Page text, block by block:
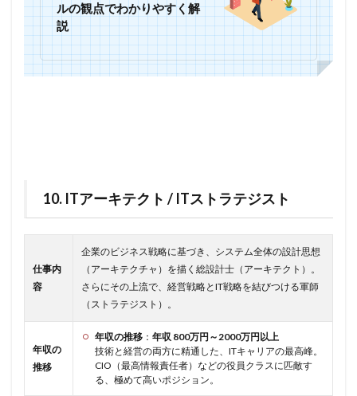
ルの観点でわかりやすく解
説
10. ITアーキテクト / ITストラテジスト
仕事内
容
企業のビジネス戦略に基づき、システム全体の設計思想
（アーキテクチャ）を描く総設計士（アーキテクト）。
さらにその上流で、経営戦略とIT戦略を結びつける軍師
（ストラテジスト）。
年収の
推移
年収の推移 ： 年収 800万円～2000万円以上
技術と経営の両方に精通した、ITキャリアの最高峰。
CIO（最高情報責任者）などの役員クラスに匹敵す
る、極めて高いポジション。